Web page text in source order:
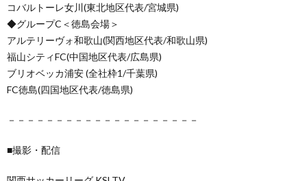
コバルトーレ女川(東北地区代表/宮城県)
◆グループC＜徳島会場＞
アルテリーヴォ和歌山(関西地区代表/和歌山県)
福山シティFC(中国地区代表/広島県)
ブリオベッカ浦安 (全社枠1/千葉県)
FC徳島(四国地区代表/徳島県)
－－－－－－－－－－－－－－－－－－－－
■撮影・配信